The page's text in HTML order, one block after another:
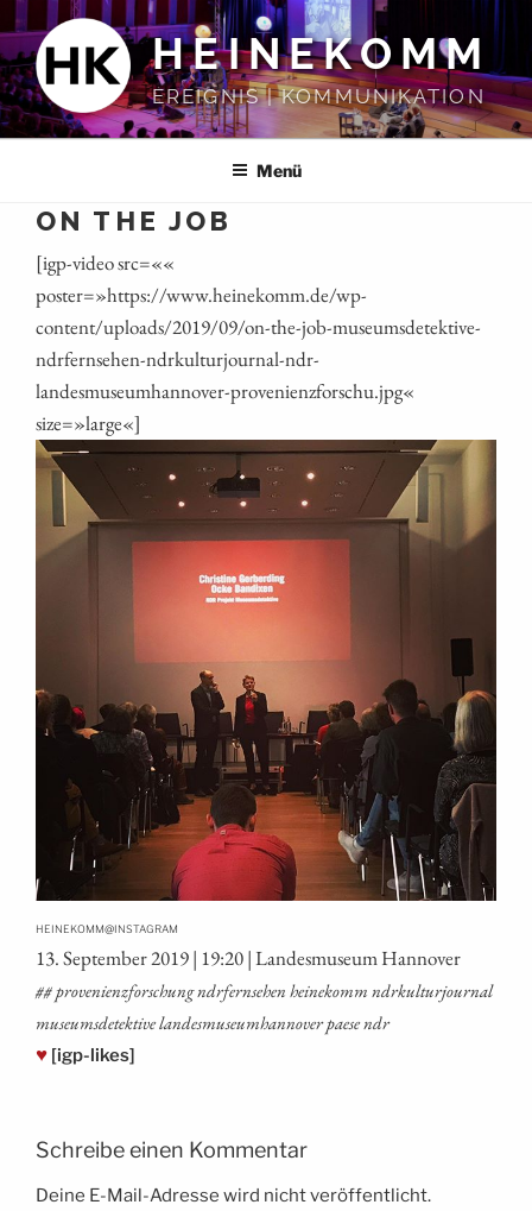
Inhalt
springen
HEINEKOMM
EREIGNIS | KOMMUNIKATION
Menü
ON THE JOB
[igp-video src=««
poster=»https://www.heinekomm.de/wp-
content/uploads/2019/09/on-the-job-museumsdetektive-
ndrfernsehen-ndrkulturjournal-ndr-
landesmuseumhannover-provenienzforschu.jpg«
size=»large«]
HEINEKOMM@INSTAGRAM
13. Sep­tem­ber 2019 | 19:20 | Lan­des­mu­se­um Hannover
## pro­ve­ni­enz­for­schung ndrfern­se­hen hei­ne­komm ndrkul­tur­jour­nal
muse­ums­de­tek­ti­ve lan­des­mu­se­umhan­no­ver pae­se ndr
♥ [igp-likes]
Schreibe einen Kommentar
Deine E-Mail-Adresse wird nicht veröffentlicht.